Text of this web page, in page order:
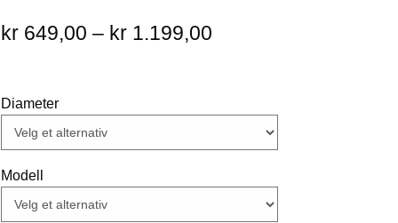
kr 649,00 – kr 1.199,00
kr 1.199,00
Diameter
Modell